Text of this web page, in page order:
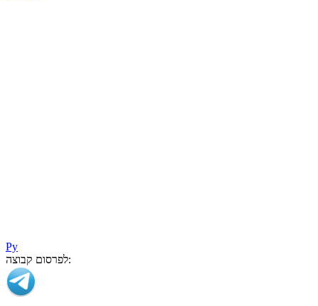
Ру
לפרסום קבוצה: